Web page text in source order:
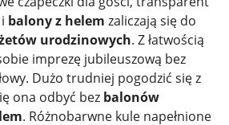
balony z helem zaliczają się do
urodzinowych. Z łatwością
imprezę jubileuszową bez
Dużo trudniej pogodzić się z
ona odbyć bez balonów
. Różnobarwne kule napełnione